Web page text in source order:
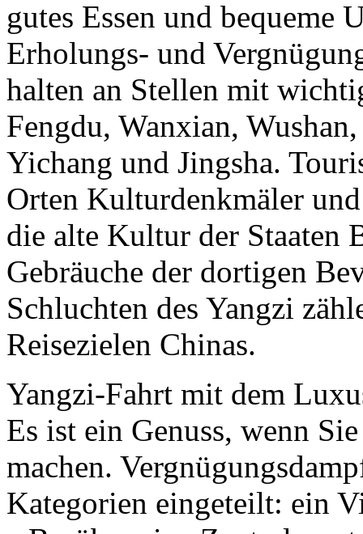
gutes Essen und bequeme
Erholungs- und
halten an Stellen mit
Fengdu, Wanxian,
Yichang und Jingsha.
Orten Kulturdenkmäler
die alte Kultur der Staaten
Gebräuche der dortigen
Schluchten des Yangzi
Reisezielen Chinas.
Yangzi-Fahrt mit dem
Es ist ein Genuss, wenn
machen.
Kategorien eingeteilt: ein